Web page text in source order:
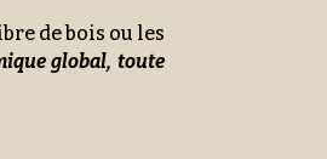
de bois ou les
global, toute